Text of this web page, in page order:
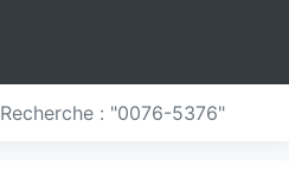
Recherche : "0076-5376"